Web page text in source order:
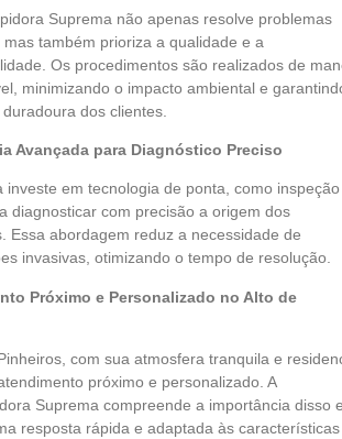
Suprema não apenas resolve problemas
mas também prioriza a qualidade e a
Os procedimentos são realizados de
minimizando o impacto ambiental e
dos clientes.
Avançada para Diagnóstico Preciso
investe em tecnologia de ponta, como
diagnosticar com precisão a origem dos
Essa abordagem reduz a necessidade de
invasivas, otimizando o tempo de resolução.
Próximo e Personalizado no Alto de
com sua atmosfera tranquila e
próximo e personalizado. A
Suprema compreende a importância disso
resposta rápida e adaptada às características